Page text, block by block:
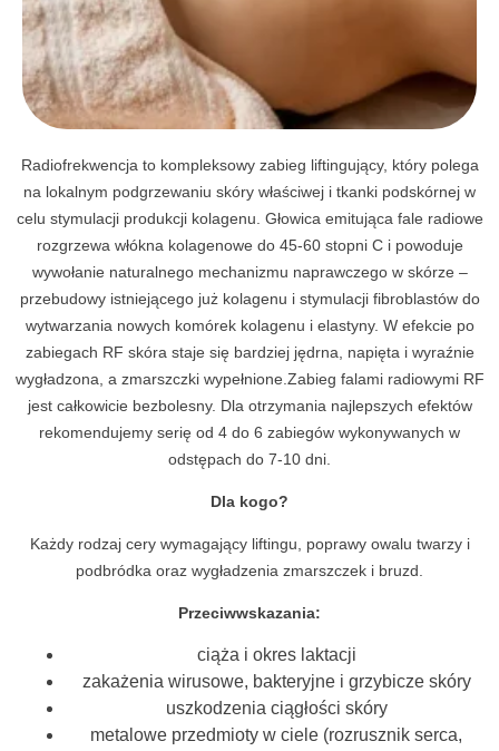
Radiofrekwencja to kompleksowy zabieg liftingujący, który polega
na lokalnym podgrzewaniu skóry właściwej i tkanki podskórnej w
celu stymulacji produkcji kolagenu. Głowica emitująca fale radiowe
rozgrzewa włókna kolagenowe do 45-60 stopni C i powoduje
wywołanie naturalnego mechanizmu naprawczego w skórze –
przebudowy istniejącego już kolagenu i stymulacji fibroblastów do
wytwarzania nowych komórek kolagenu i elastyny. W efekcie po
zabiegach RF skóra staje się bardziej jędrna, napięta i wyraźnie
wygładzona, a zmarszczki wypełnione.Zabieg falami radiowymi RF
jest całkowicie bezbolesny. Dla otrzymania najlepszych efektów
rekomendujemy serię od 4 do 6 zabiegów wykonywanych w
odstępach do 7-10 dni.
Dla kogo?
Każdy rodzaj cery wymagający liftingu, poprawy owalu twarzy i
podbródka oraz wygładzenia zmarszczek i bruzd.
Przeciwwskazania:
ciąża i okres laktacji
zakażenia wirusowe, bakteryjne i grzybicze skóry
uszkodzenia ciągłości skóry
metalowe przedmioty w ciele (rozrusznik serca,